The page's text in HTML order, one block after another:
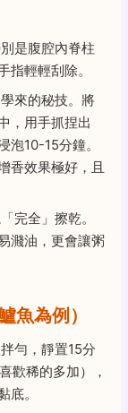
是腹腔內脊柱
輕輕刮除。
來的秘技。將
，用手抓捏出
泡10-15分鐘。
香效果極好，且
完全」擦乾。
濺油，更會讓粥
魚為例）
勻，靜置15分
歡稀的多加），
底。